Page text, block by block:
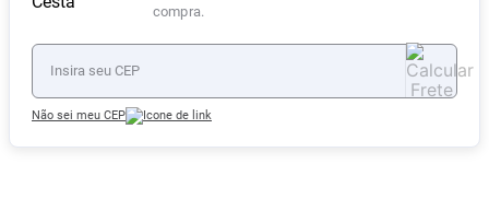
compra.
Não sei meu CEP